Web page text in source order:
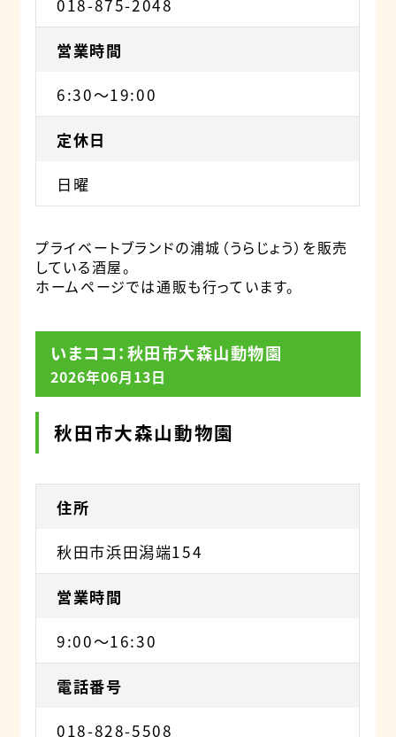
018-875-2048
営業時間
6:30～19:00
定休日
日曜
プライベートブランドの浦城（うらじょう）を販売
している酒屋。
ホームページでは通販も行っています。
いまココ：秋田市大森山動物園
2026年06月13日
秋田市大森山動物園
住所
秋田市浜田潟端154
営業時間
9:00〜16:30
電話番号
018-828-5508